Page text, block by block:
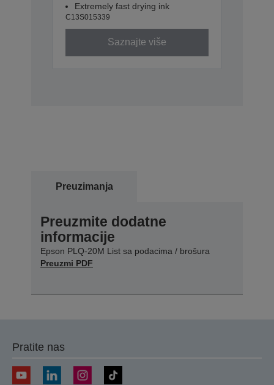
Extremely fast drying ink
C13S015339
Saznajte više
Preuzimanja
Preuzmite dodatne
informacije
Epson PLQ-20M List sa podacima / brošura
Preuzmi PDF
Pratite nas